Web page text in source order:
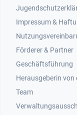
Impressum &
Footer 2
Förderer & Partner
Geschäftsführung
Herausgeberin von
Team